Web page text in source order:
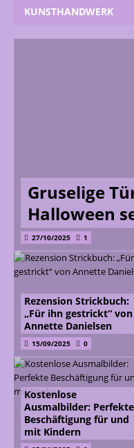
KUNSTHANDWERK
Gruselige
Halloween
27/10/2025 1
Rezension Strickbuch:
„Für ihn gestrickt“ von
Annette Danielsen
15/09/2025 0
Kostenlose
Ausmalbilder: Perfekte
Beschäftigung für und
mit Kindern